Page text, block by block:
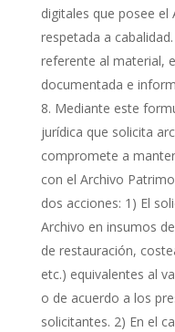
digitales que posee
respetada a
referente al material,
documentada e
Mediante este
jurídica que solicita
compromete a
con el Archivo
dos acciones: 1) El
Archivo en insumos
de restauración,
etc.) equivalentes al
o de acuerdo a los
solicitantes. 2) En el